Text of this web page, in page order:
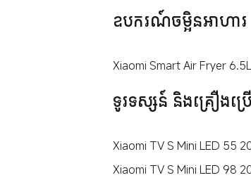
ឧបករណ៍ចម្អិនអាហារ
Xiaomi Smart Air Fryer 6.5L
ទូរទស្សន៍ និងគ្រឿងប្រើ
Xiaomi TV S Mini LED 55
Xiaomi TV S Mini LED 98